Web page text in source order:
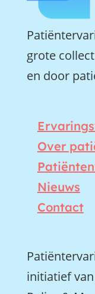
grote
en door
Over
Nieuws
Contact
initiatief